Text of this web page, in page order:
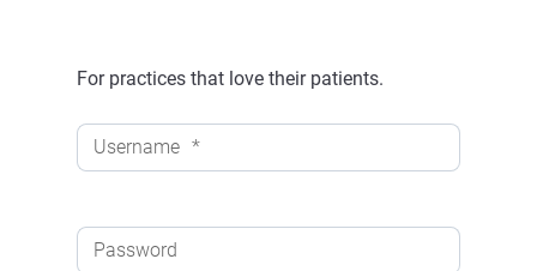
For practices that love their patients.
Username *
Password